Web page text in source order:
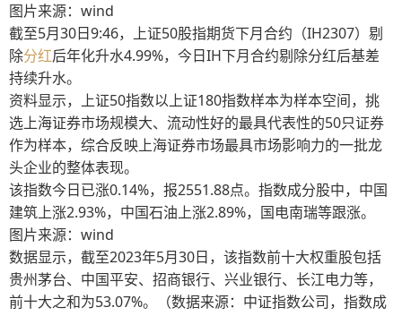
图片来源：wind
截至5月30日9:46，上证50股指期货下月合约（IH2307）剔
除分红后年化升水4.99%，今日IH下月合约剔除分红后基差
持续升水。
资料显示，上证50指数以上证180指数样本为样本空间，挑
选上海证券市场规模大、流动性好的最具代表性的50只证券
作为样本，综合反映上海证券市场最具市场影响力的一批龙
头企业的整体表现。
该指数今日已涨0.14%，报2551.88点。指数成分股中，中国
建筑上涨2.93%，中国石油上涨2.89%，国电南瑞等跟涨。
图片来源：wind
数据显示，截至2023年5月30日，该指数前十大权重股包括
贵州茅台、中国平安、招商银行、兴业银行、长江电力等，
前十大之和为53.07%。（数据来源：中证指数公司，指数成